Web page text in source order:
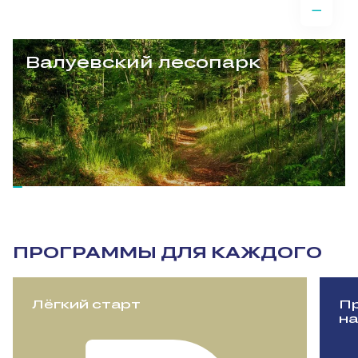
Валуевский лесопарк
ПРОГРАММЫ ДЛЯ КАЖДОГО
Лёгкий старт